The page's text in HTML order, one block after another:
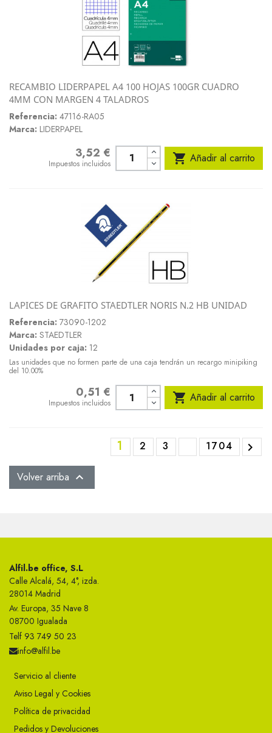
RECAMBIO LIDERPAPEL A4 100 HOJAS 100GR CUADRO
4MM CON MARGEN 4 TALADROS
Referencia: 47116-RA05
Marca: LIDERPAPEL
3,52 €
Impuestos incluidos  Añadir al carrito
LAPICES DE GRAFITO STAEDTLER NORIS N.2 HB UNIDAD
Referencia: 73090-1202
Marca: STAEDTLER
Unidades por caja: 12
Las unidades que no formen parte de una caja tendrán un recargo minipiking
del 10.00%
0,51 €
Impuestos incluidos  Añadir al carrito
1 2 3 1704 
Volver arriba 
Alfil.be office, S.L
Calle Alcalá, 54, 4°, izda.
28014 Madrid
Av. Europa, 35 Nave 8
08700 Igualada
Telf 93 749 50 23
info@alfil.be
Servicio al cliente
Aviso Legal y Cookies
Política de privacidad
Pedidos y Devoluciones